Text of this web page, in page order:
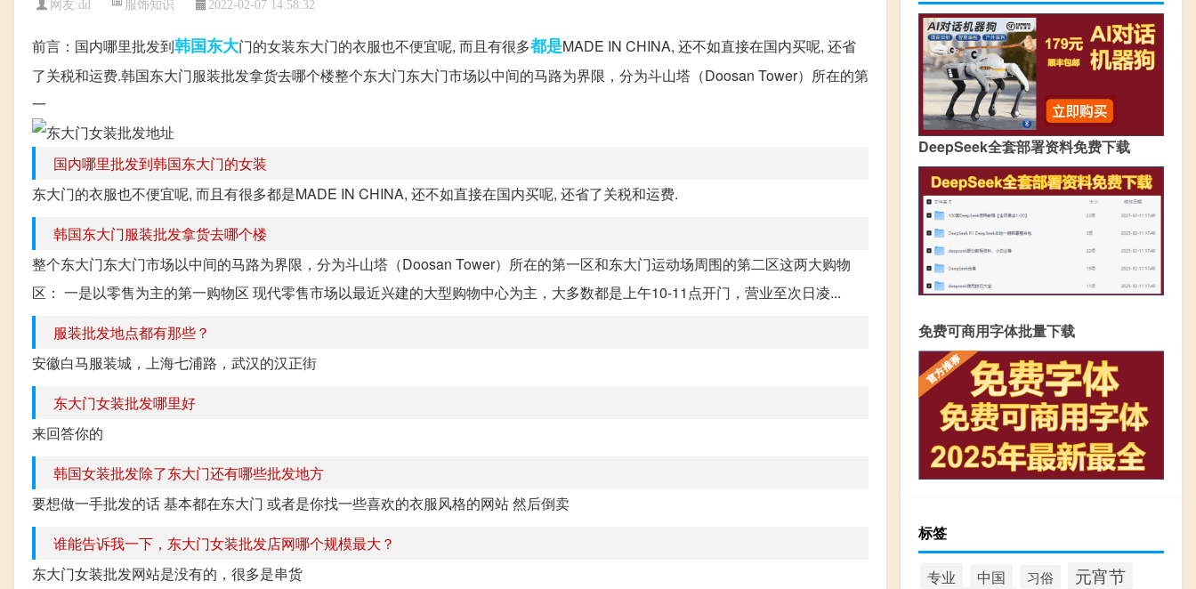
网友:dd 2022-02-07 14:58:32
前言：国内哪里批发到韩国东大门的女装东大门的衣服也不便宜呢, 而且有很多都是MADE IN CHINA, 还不如直接在国内买呢, 还省
了关税和运费.韩国东大门服装批发拿货去哪个楼整个东大门东大门市场以中间的马路为界限，分为斗山塔（Doosan Tower）所在的第
一
国内哪里批发到韩国东大门的女装
东大门的衣服也不便宜呢, 而且有很多都是MADE IN CHINA, 还不如直接在国内买呢, 还省了关税和运费.
韩国东大门服装批发拿货去哪个楼
整个东大门东大门市场以中间的马路为界限，分为斗山塔（Doosan Tower）所在的第一区和东大门运动场周围的第二区这两大购物
区： 一是以零售为主的第一购物区 现代零售市场以最近兴建的大型购物中心为主，大多数都是上午10-11点开门，营业至次日凌...
服装批发地点都有那些？
安徽白马服装城，上海七浦路，武汉的汉正街
东大门女装批发哪里好
来回答你的
韩国女装批发除了东大门还有哪些批发地方
要想做一手批发的话 基本都在东大门 或者是你找一些喜欢的衣服风格的网站 然后倒卖
谁能告诉我一下，东大门女装批发店网哪个规模最大？
东大门女装批发网站是没有的，很多是串货
DeepSeek全套部署资料免费下载
免费可商用字体批量下载
标签
专业 中国 习俗 元宵节